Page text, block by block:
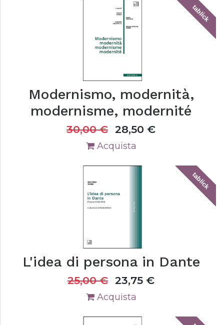
tablick
Modernismo, modernità,
modernisme, modernité
30,00€ 28,50 €
Acquista
tablick
L'idea di persona in Dante
25,00€ 23,75 €
Acquista